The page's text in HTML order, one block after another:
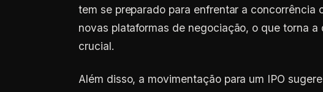
tem se preparado para enfrentar a concorrência
novas plataformas de negociação, o que torna
crucial.
Além disso, a movimentação para um IPO